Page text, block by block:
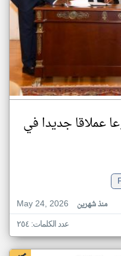
عملاقا جديدا في
May 24, 2026
منذ شهرين
عدد الكلمات: ٢٥٤